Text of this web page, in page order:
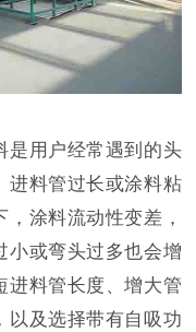
是用户经常遇到的头
进料管过长或涂料粘
涂料流动性变差，
小或弯头过多也会增
进料管长度、增大管
以及选择带有自吸功